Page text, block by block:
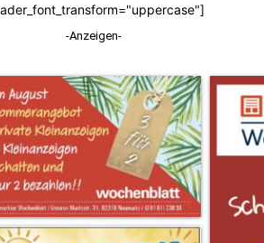
-Anzeigen-